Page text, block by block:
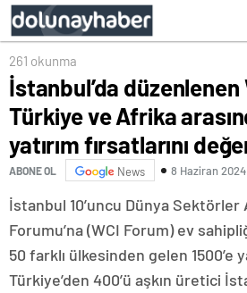
fırsatlarını değerlendiriyor
261 okunma
İstanbul’da düzenlenen
Türkiye ve Afrika
yatırım fırsatlarını
ABONE OL News 8 Haziran
İstanbul 10’uncu Dünya Sektörler
Forumu’na (WCI Forum) ev
50 farklı ülkesinden gelen 1500’e
Türkiye’den 400’ü aşkın üretici